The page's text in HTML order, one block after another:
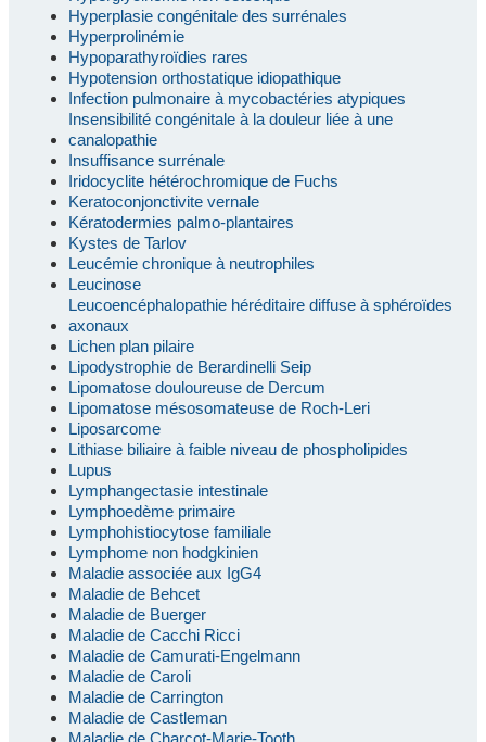
Hyperplasie congénitale des surrénales
Hyperprolinémie
Hypoparathyroïdies rares
Hypotension orthostatique idiopathique
Infection pulmonaire à mycobactéries atypiques
Insensibilité congénitale à la douleur liée à une
canalopathie
Insuffisance surrénale
Iridocyclite hétérochromique de Fuchs
Keratoconjonctivite vernale
Kératodermies palmo-plantaires
Kystes de Tarlov
Leucémie chronique à neutrophiles
Leucinose
Leucoencéphalopathie héréditaire diffuse à sphéroïdes
axonaux
Lichen plan pilaire
Lipodystrophie de Berardinelli Seip
Lipomatose douloureuse de Dercum
Lipomatose mésosomateuse de Roch-Leri
Liposarcome
Lithiase biliaire à faible niveau de phospholipides
Lupus
Lymphangectasie intestinale
Lymphoedème primaire
Lymphohistiocytose familiale
Lymphome non hodgkinien
Maladie associée aux IgG4
Maladie de Behcet
Maladie de Buerger
Maladie de Cacchi Ricci
Maladie de Camurati-Engelmann
Maladie de Caroli
Maladie de Carrington
Maladie de Castleman
Maladie de Charcot-Marie-Tooth